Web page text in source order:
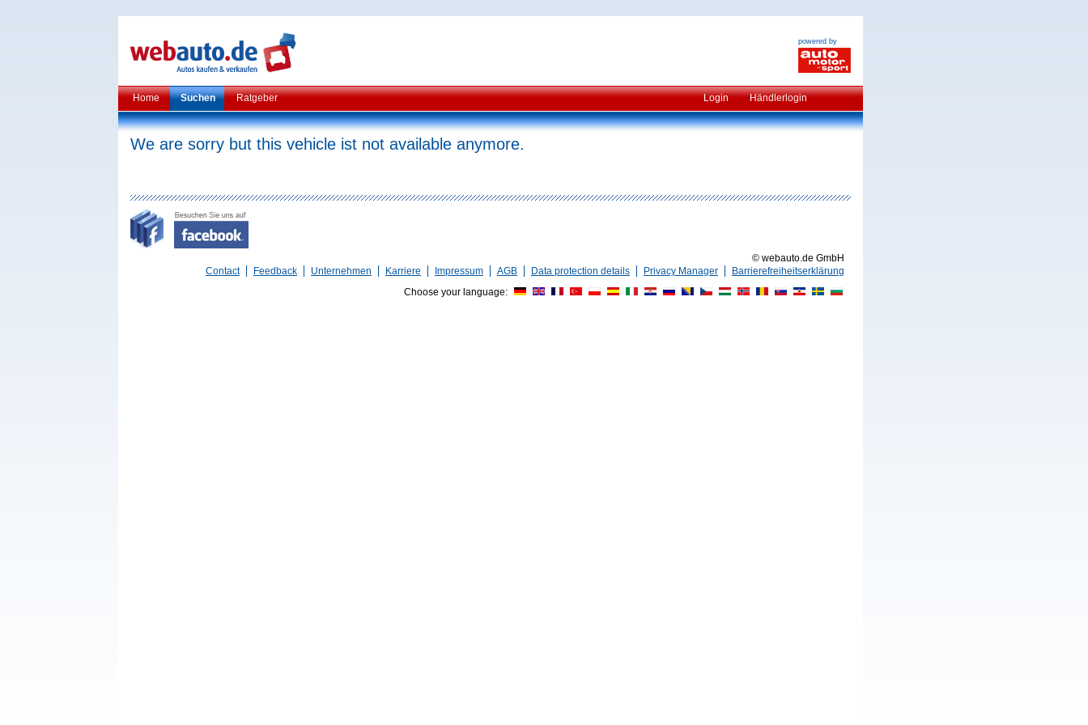
powered by
Home Suchen Ratgeber Login Händlerlogin
We are sorry but this vehicle ist not available anymore.
© webauto.de GmbH
Contact
Feedback Unternehmen Karriere Impressum AGB Data protection details Privacy Manager
Barrierefreiheitserklärung
Choose your language: